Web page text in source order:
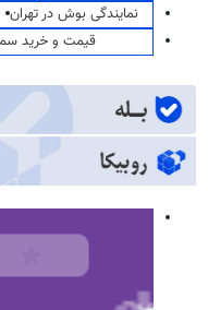
نمایندگی بوش در تهران
قیمت و خرید